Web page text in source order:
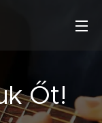
Őt!